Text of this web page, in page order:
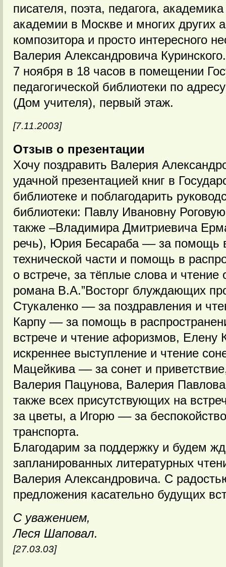
писателя, поэта, педагога,
академии в Москве и многих других
композитора и просто интересного
Валерия Александровича
7 ноября в 18 часов в помещении
педагогической библиотеки по
(Дом учителя), первый этаж.
[7.11.2003]
Отзыв о презентации
Хочу поздравить Валерия
удачной презентацией книг в
библиотеке и поблагодарить
библиотеки: Павлу Ивановну
также –Владимира Дмитриевича
речь), Юрия Бесараба –– за помощь
технической части и помощь в
о встрече, за тёплые слова и чтение
романа В.А.”Восторг блуждающих
Стукаленко –– за поздравления и
Карпу –– за помощь в
встрече и чтение афоризмов, Елену
искреннее выступление и чтение
Мацейкива –– за сонет и
Валерия Пацунова, Валерия Павлова
также всех присутствующих на
за цветы, а Игорю –– за
транспорта.
Благодарим за поддержку и будем
запланированных литературных
Валерия Александровича. С
предложения касательно будущих
С уважением,
Леся Шаповал.
[27.03.03]